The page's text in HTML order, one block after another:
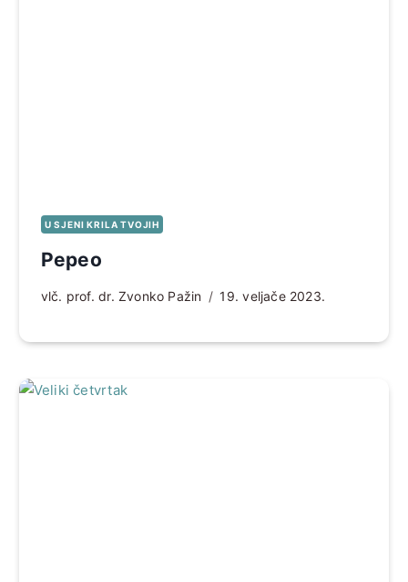
U SJENI KRILA TVOJIH
Pepeo
vlč. prof. dr. Zvonko Pažin 19. veljače 2023.